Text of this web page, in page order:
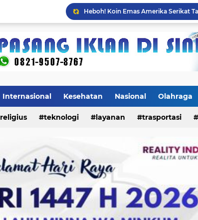
Internasional Kesehatan Nasional Olahraga
religius teknologi layanan trasportasi